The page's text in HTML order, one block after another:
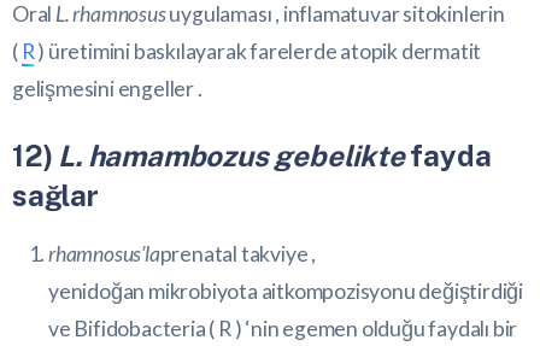
Oral L. rhamnosusuygulaması , inflamatuvar sitokinlerin
( R) üretimini baskılayarak farelerde atopik dermatit
gelişmesini engeller .
12) L. hamambozus gebeliktefayda
sağlar
rhamnosus’laprenatal takviye ,
yenidoğan mikrobiyota aitkompozisyonu değiştirdiği
ve Bifidobacteria ( R ) ‘nin egemen olduğu faydalı bir